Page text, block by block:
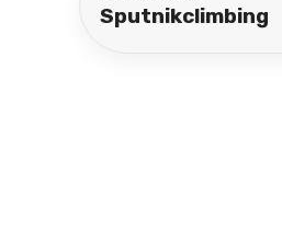
Sputnikclimbing